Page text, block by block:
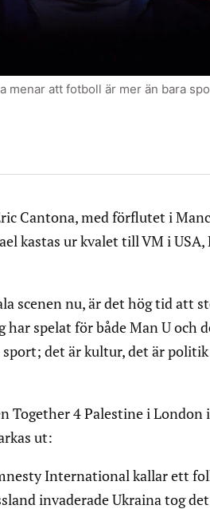
menar att fotboll är mer än bara
Cantona, med förflutet i
kastas ur kvalet till VM i USA,
scenen nu, är det hög tid att
har spelat för både Man U och
det är kultur, det är
Together 4 Palestine i London
ut:
International kallar ett
invaderade Ukraina tog